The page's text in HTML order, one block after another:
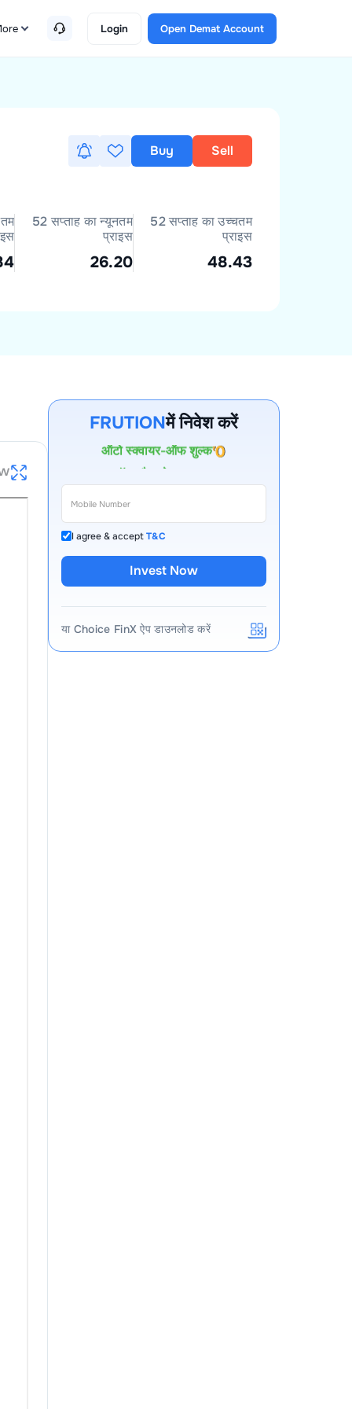
Login Open Demat Account
Buy Sell
52 सप्ताह का न्यूनतम
प्राइस
26.20
52 सप्ताह का उच्चतम
प्राइस
48.43
FRUTIONमें निवेश करें
पहले वर्ष के लिए AMC
ऑटो स्क्वायर-ऑफ शुल्क
कॉल और ट्रेड शुल्क
I agree & acceptT&C
Invest Now
या Choice FinX ऐप डाउनलोड करें